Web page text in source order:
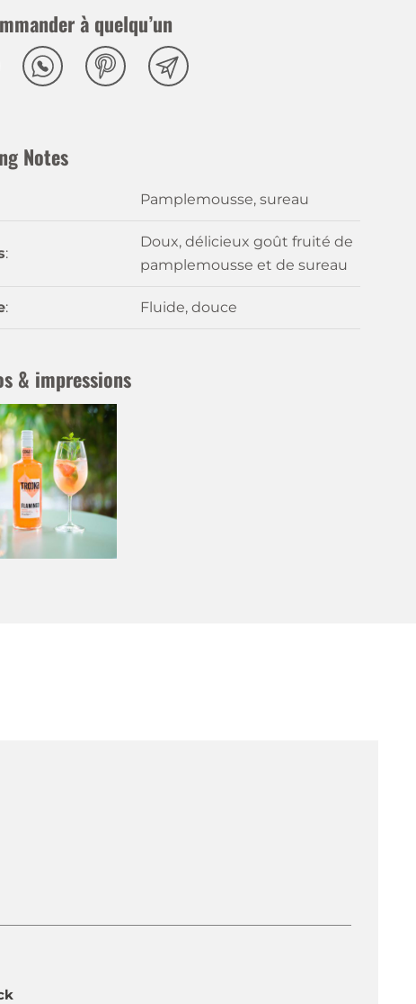
à quelqu’un
Notes
Pamplemousse, sureau
:
Doux, délicieux goût fruité de
pamplemousse et de sureau
: Fluide, douce
& impressions